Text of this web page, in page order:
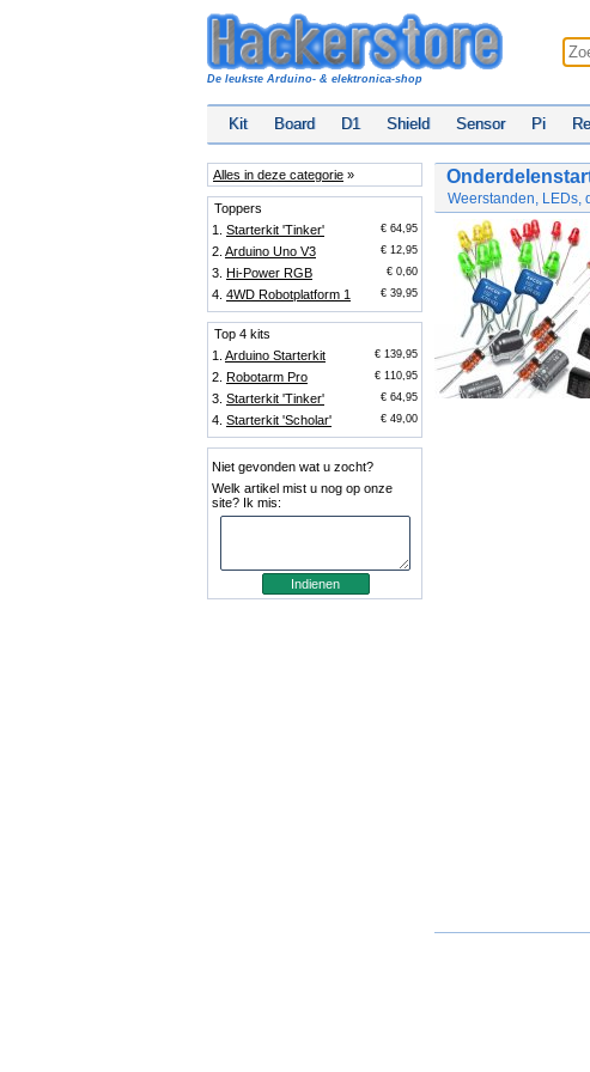
De leukste Arduino- & elektronica-shop
Kit Board D1 Shield Sensor Pi
Alles in deze categorie »
Toppers
1. Starterkit 'Tinker' € 64,95
2. Arduino Uno V3 € 12,95
3. Hi-Power RGB € 0,60
4. 4WD Robotplatform 1 € 39,95
Top 4 kits
1. Arduino Starterkit € 139,95
2. Robotarm Pro € 110,95
3. Starterkit 'Tinker' € 64,95
4. Starterkit 'Scholar' € 49,00
Niet gevonden wat u zocht?
Welk artikel mist u nog op onze
site? Ik mis:
Weerstanden, LEDs,